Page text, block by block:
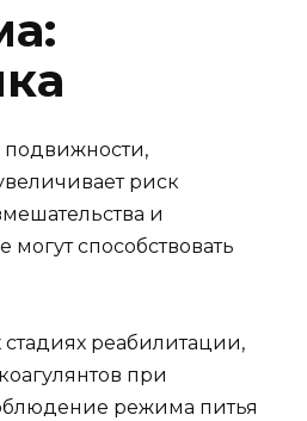
подвижности,
риск
и
способствовать
реабилитации,
при
режима питья